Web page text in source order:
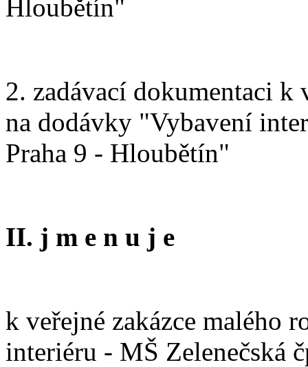
Hloubětín"
2. zadávací dokumentaci k
na dodávky "Vybavení
Praha 9 - Hloubětín"
II. j m e n u j e
k veřejné zakázce malého
interiéru - MŠ Zelenečská